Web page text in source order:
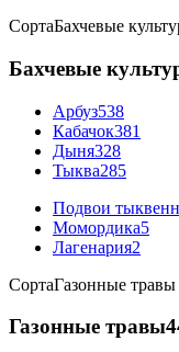
СортаБахчевые
Бахчевые
Арбуз538
Кабачок381
Дыня328
Тыква285
Подвои
Момордика5
Лагенария2
СортаГазонные травы
Газонные травы